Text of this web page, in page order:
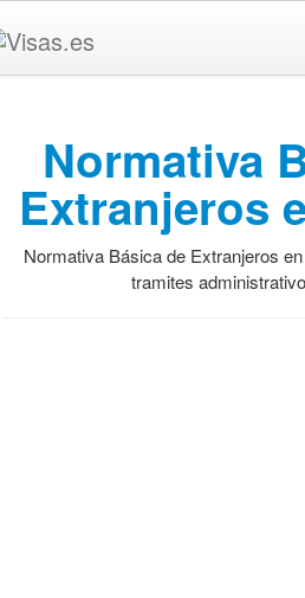
Pasaporte y Visados
Clases de Visados
Españoles
Normativa
Extranjeros
Normativa Básica de Extranjeros
tramites